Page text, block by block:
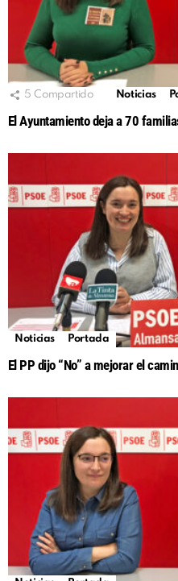
5 Compartido Noticias
El Ayuntamiento deja a 70
Noticias Portada
El PP dijo “No” a mejorar el